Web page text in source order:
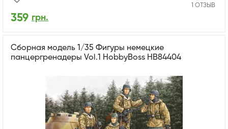
1 ОТЗЫВ
359 грн.
Сборная модель 1/35 Фигуры немецкие
панцергренадеры Vol.1 HobbyBoss HB84404